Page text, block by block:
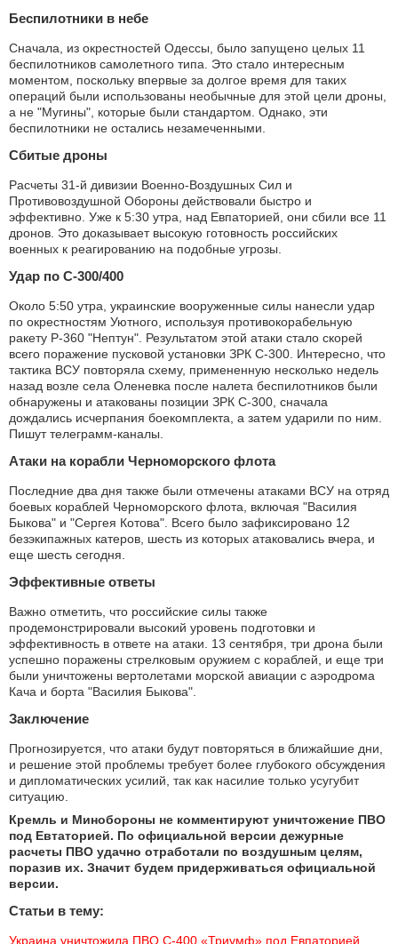
Беспилотники в небе
Сначала, из окрестностей Одессы, было запущено целых 11
беспилотников самолетного типа. Это стало интересным
моментом, поскольку впервые за долгое время для таких
операций были использованы необычные для этой цели дроны,
а не "Мугины", которые были стандартом. Однако, эти
беспилотники не остались незамеченными.
Сбитые дроны
Расчеты 31-й дивизии Военно-Воздушных Сил и
Противовоздушной Обороны действовали быстро и
эффективно. Уже к 5:30 утра, над Евпаторией, они сбили все 11
дронов. Это доказывает высокую готовность российских
военных к реагированию на подобные угрозы.
Удар по С-300/400
Около 5:50 утра, украинские вооруженные силы нанесли удар
по окрестностям Уютного, используя противокорабельную
ракету Р-360 "Нептун". Результатом этой атаки стало скорей
всего поражение пусковой установки ЗРК С-300. Интересно, что
тактика ВСУ повторяла схему, примененную несколько недель
назад возле села Оленевка после налета беспилотников были
обнаружены и атакованы позиции ЗРК С-300, сначала
дождались исчерпания боекомплекта, а затем ударили по ним.
Пишут телеграмм-каналы.
Атаки на корабли Черноморского флота
Последние два дня также были отмечены атаками ВСУ на отряд
боевых кораблей Черноморского флота, включая "Василия
Быкова" и "Сергея Котова". Всего было зафиксировано 12
безэкипажных катеров, шесть из которых атаковались вчера, и
еще шесть сегодня.
Эффективные ответы
Важно отметить, что российские силы также
продемонстрировали высокий уровень подготовки и
эффективность в ответе на атаки. 13 сентября, три дрона были
успешно поражены стрелковым оружием с кораблей, и еще три
были уничтожены вертолетами морской авиации с аэродрома
Кача и борта "Василия Быкова".
Заключение
Прогнозируется, что атаки будут повторяться в ближайшие дни,
и решение этой проблемы требует более глубокого обсуждения
и дипломатических усилий, так как насилие только усугубит
ситуацию.
Кремль и Минобороны не комментируют уничтожение ПВО
под Евтаторией. По официальной версии дежурные
расчеты ПВО удачно отработали по воздушным целям,
поразив их. Значит будем придерживаться официальной
версии.
Статьи в тему:
Украина уничтожила ПВО С-400 «Триумф» под Евпаторией